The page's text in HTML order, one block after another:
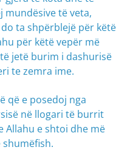
të veta,
ta shpërblejë për këtë
për këtë vepër më
jetë burim i dashurisë
te zemra ime.
që e posedoj nga
në llogari të burrit
Allahu e shtoi dhe më
shumëfish.